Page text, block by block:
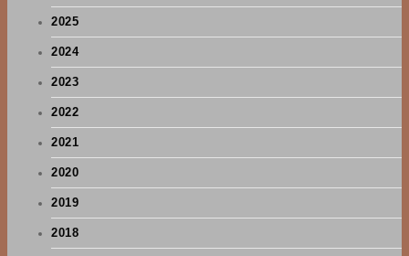
2025
2024
2023
2022
2021
2020
2019
2018